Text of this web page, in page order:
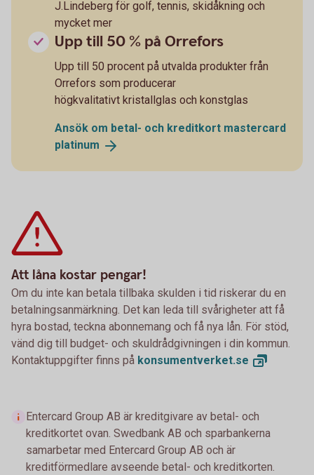
J.Lindeberg för golf, tennis, skidåkning och
mycket mer
Upp till 50 % på Orrefors
Upp till 50 procent på utvalda produkter från
Orrefors som producerar
högkvalitativt kristallglas och konstglas
Ansök om betal- och kreditkort mastercard
platinum
Att låna kostar pengar!
Om du inte kan betala tillbaka skulden i tid riskerar du en
betalningsanmärkning. Det kan leda till svårigheter att få
hyra bostad, teckna abonnemang och få nya lån. För stöd,
vänd dig till budget- och skuldrådgivningen i din kommun.
Kontaktuppgifter finns på konsumentverket.se
Entercard Group AB är kreditgivare av betal- och
kreditkortet ovan. Swedbank AB och sparbankerna
samarbetar med Entercard Group AB och är
kreditförmedlare avseende betal- och kreditkorten.